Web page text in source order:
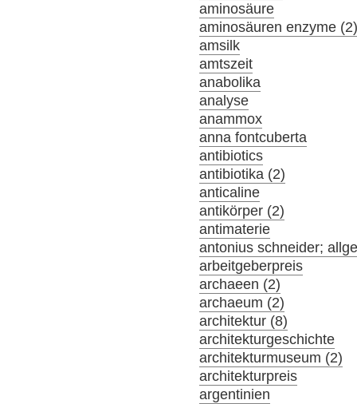
aminosäure
aminosäuren enzyme
amsilk
amtszeit
anabolika
analyse
anammox
anna fontcuberta
antibiotics
antibiotika (2)
anticaline
antikörper (2)
antimaterie
antonius schneider;
arbeitgeberpreis
archaeen (2)
archaeum (2)
architektur (8)
architekturgeschichte
architekturmuseum (2)
architekturpreis
argentinien